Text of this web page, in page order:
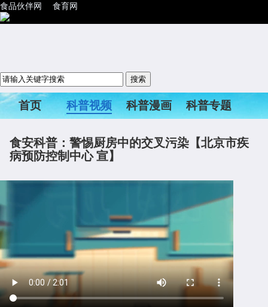
食品伙伴网 食育网
首页 科普视频 科普漫画
科普专题
食安科普：警惕厨房中的交叉污染【北京市疾
病预防控制中心 宣】